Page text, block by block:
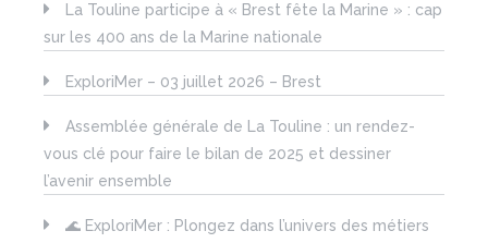
La Touline participe à « Brest fête la Marine » : cap
sur les 400 ans de la Marine nationale
ExploriMer – 03 juillet 2026 – Brest
Assemblée générale de La Touline : un rendez-
vous clé pour faire le bilan de 2025 et dessiner
l’avenir ensemble
🌊 ExploriMer : Plongez dans l’univers des métiers